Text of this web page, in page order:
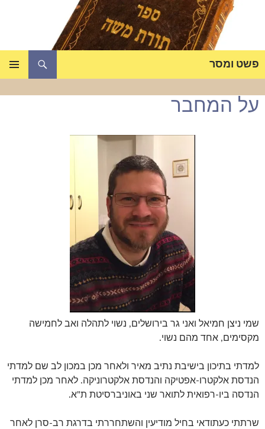
פשט ומסר
על המחבר
שמי ניצן חמיאל ואני גר בירושלים, נשוי לתהלה ואב לחמישה
מקסימים, אחד מהם נשוי.
למדתי בתיכון בישיבת נתיב מאיר ולאחר מכן במכון לב שם למדתי
הנדסת אלקטרו-אפטיקה והנדסת אלקטרוניקה. לאחר מכן למדתי
הנדסה ביו-רפואית לתואר שני באוניברסיטת ת"א.
שרתתי כעתודאי בחיל מודיעין והשתחררתי בדרגת רב-סרן לאחר